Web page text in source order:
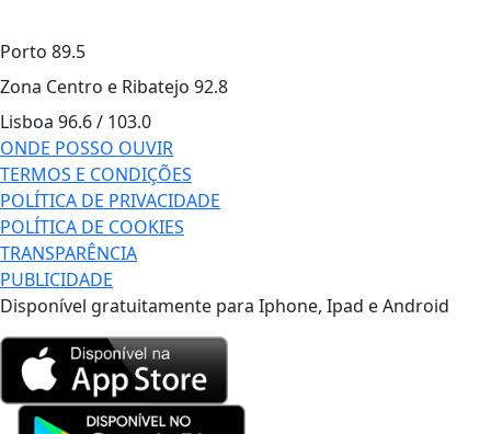
Porto 89.5
Zona Centro e Ribatejo 92.8
Lisboa 96.6 / 103.0
ONDE POSSO OUVIR
TERMOS E CONDIÇÕES
POLÍTICA DE PRIVACIDADE
POLÍTICA DE COOKIES
TRANSPARÊNCIA
PUBLICIDADE
Disponível gratuitamente para Iphone, Ipad e Android